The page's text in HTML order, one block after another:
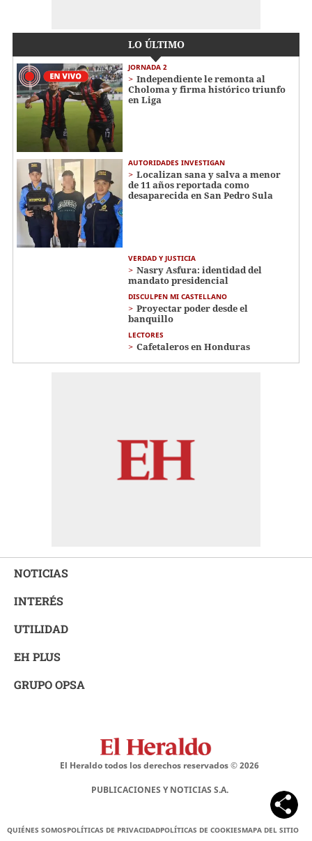
LO ÚLTIMO
JORNADA 2
Independiente le remonta al
Choloma y firma histórico triunfo
en Liga
AUTORIDADES INVESTIGAN
Localizan sana y salva a menor
de 11 años reportada como
desaparecida en San Pedro Sula
VERDAD Y JUSTICIA
Nasry Asfura: identidad del
mandato presidencial
DISCULPEN MI CASTELLANO
Proyectar poder desde el
banquillo
LECTORES
Cafetaleros en Honduras
NOTICIAS
INTERÉS
UTILIDAD
EH PLUS
GRUPO OPSA
El Heraldo todos los derechos reservados ©2026
PUBLICACIONES Y NOTICIAS S.A.
QUIÉNES SOMOSPOLÍTICAS DE PRIVACIDADPOLÍTICAS DE COOKIESMAPA DEL SITIO